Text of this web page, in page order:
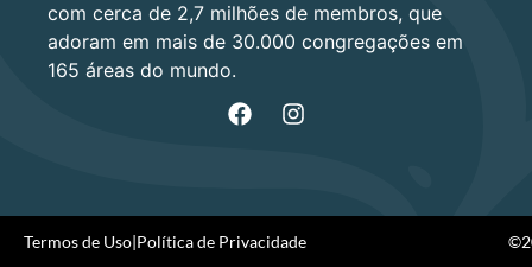
com cerca de 2,7 milhões de membros, que
adoram em mais de 30.000 congregações em
165 áreas do mundo.
Termos de Uso|Política de Privacidade